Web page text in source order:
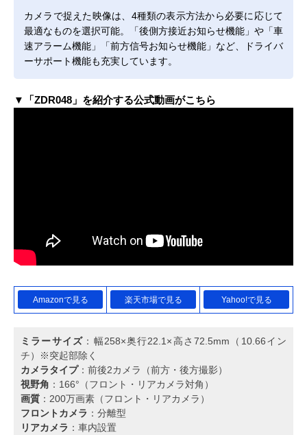
カメラで捉えた映像は、4種類の表示方法から必要に応じて
最適なものを選択可能。「後側方接近お知らせ機能」や「車
速アラーム機能」「前方信号お知らせ機能」など、ドライバ
ーサポート機能も充実しています。
▼「ZDR048」を紹介する公式動画がこちら
Amazonで見る 楽天市場で見る Yahoo!で見る
ミラーサイズ ：幅258×奥行22.1×高さ72.5mm（10.66イン
チ）※突起部除く
カメラタイプ：前後2カメラ（前方・後方撮影）
視野角 ：166°（フロント・リアカメラ対角）
画質 ：200万画素（フロント・リアカメラ）
フロントカメラ ：分離型
リアカメラ ：車内設置